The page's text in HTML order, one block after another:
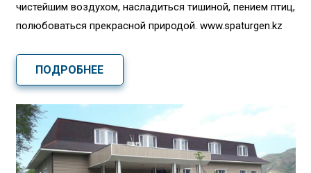
чистейшим воздухом, насладиться тишиной, пением птиц,
полюбоваться прекрасной природой. www.spaturgen.kz
ПОДРОБНЕЕ